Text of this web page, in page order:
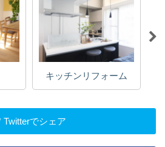
キッチンリフォーム
Twitterでシェア